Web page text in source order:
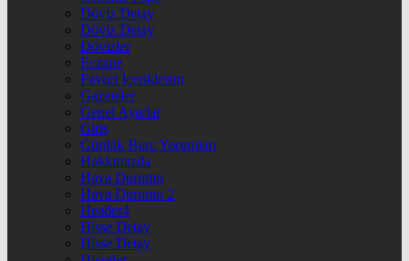
Döviz Detay
Döviz Detay
Dövizler
Eczane
Favori İçeriklerim
Gazeteler
Genel Ayarlar
Giriş
Günlük Burç Yorumları
Hakkımızda
Hava Durumu
Hava Durumu 2
Header4
Hisse Detay
Hisse Detay